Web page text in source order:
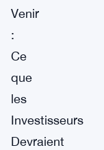
Venir
:
Ce
que
les
Investisseurs
Devraient